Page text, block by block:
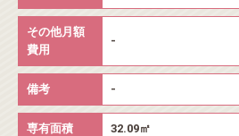
その他月額
費用
-
備考 -
専有面積 32.09㎡